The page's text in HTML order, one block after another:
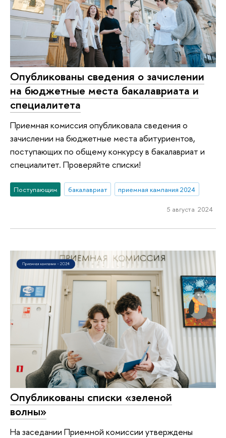
Опубликованы сведения о зачислении
на бюджетные места бакалавриата и
специалитета
Приемная комиссия опубликовала сведения о
зачислении на бюджетные места абитуриентов,
поступающих по общему конкурсу в бакалавриат и
специалитет. Проверяйте списки!
Поступающим бакалавриат приемная кампания 2024
5 августа 2024
Опубликованы списки «зеленой
волны»
На заседании Приемной комиссии утверждены